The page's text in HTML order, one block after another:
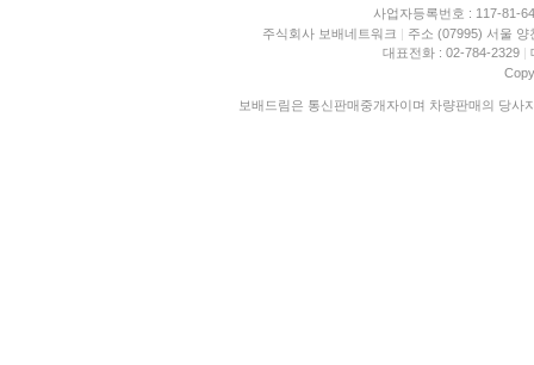
사업자등록번호 : 117-81-
주식회사 보배네트워크 | 주소 (07995) 서울
대표전화 : 02-784-2329 |
보배드림은 통신판매중개자이며 차량판매의 당